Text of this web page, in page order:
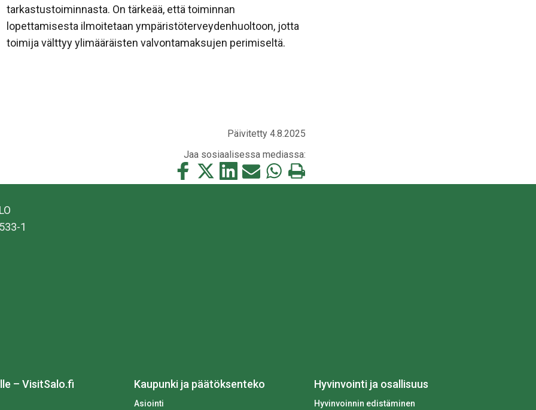
tarkastustoiminnasta. On tärkeää, että toiminnan
lopettamisesta ilmoitetaan ympäristöterveydenhuoltoon, jotta
toimija välttyy ylimääräisten valvontamaksujen perimiseltä.
Päivitetty 4.8.2025
Jaa sosiaalisessa mediassa:
Jaa
tämä
Jaa
tämä
Jaa
tämä
Jaa
tämä
Jaa
tämä
Tulosta
tämä
1
– VisitSalo.fi Kaupunki ja päätöksenteko
Asiointi
Hyvinvointi ja osallisuus
Hyvinvoinnin edistäminen